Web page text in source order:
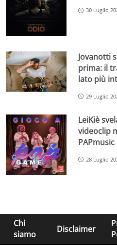
30 Luglio
Jovanotti
prima: il
lato più
29 Luglio
LeiKiè
videoclip
PAPmusic
28 Luglio
Chi
siamo
Disclaimer